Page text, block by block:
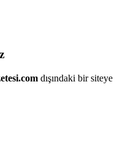
dışındaki bir siteye